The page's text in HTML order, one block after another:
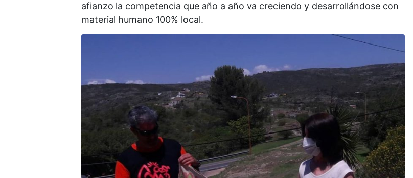
afianzo la competencia que año a año va creciendo y desarrollándose con
material humano 100% local.